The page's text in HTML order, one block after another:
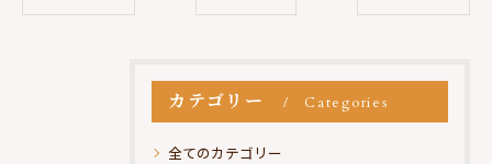
カテゴリー Categories
全てのカテゴリー